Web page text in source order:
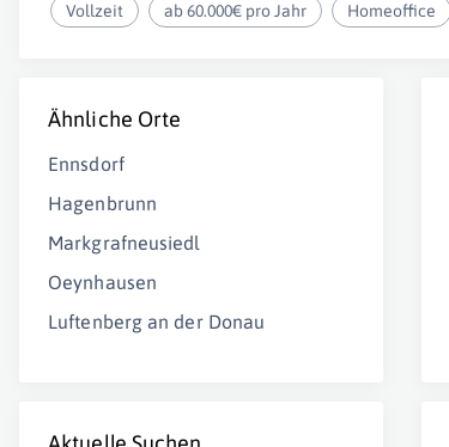
Vollzeit ab 60.000€ pro Jahr Homeoffice
Ähnliche Orte
Ennsdorf
Hagenbrunn
Markgrafneusiedl
Oeynhausen
Luftenberg an der Donau